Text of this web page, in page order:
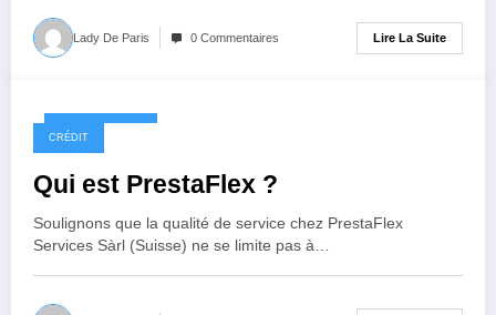
Lady De Paris 0 Commentaires Lire La Suite
février 12, 2026
CRÉDIT
Qui est PrestaFlex ?
Soulignons que la qualité de service chez PrestaFlex
Services Sàrl (Suisse) ne se limite pas à…